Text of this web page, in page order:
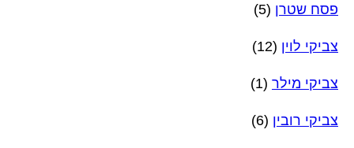
פסח שטרן (5)
צביקי לוין (12)
צביקי מילר (1)
צביקי רובין (6)